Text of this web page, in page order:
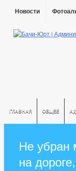
Новости
ГЛАВНАЯ ОБЩЕЕ
Не убран
на